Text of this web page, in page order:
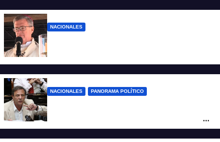
NACIONALES
NACIONALES PANORAMA POLÍTICO
Sturzenegger: “Se cree que somos títeres
o estúpidos”